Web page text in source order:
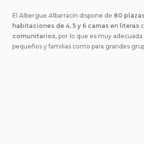
El Albergue Albarracín dispone de 80
habitaciones de 4, 5 y 6 camas en literas
comunitarios, por lo que es muy
pequeños y familias como para grandes